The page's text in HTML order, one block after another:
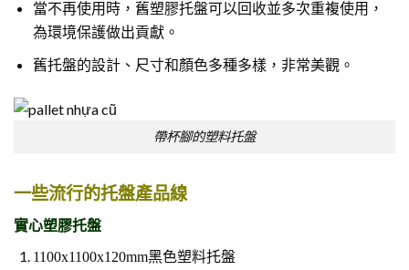
當不再使用時，舊塑膠托盤可以回收並多次重複使用，
為環境保護做出貢獻。
舊托盤的設計、尺寸和顏色多種多樣，非常美觀。
帶杯腳的塑料托盤
一些流行的托盤產品線
實心塑膠托盤
1100x1100x120mm黑色塑料托盤